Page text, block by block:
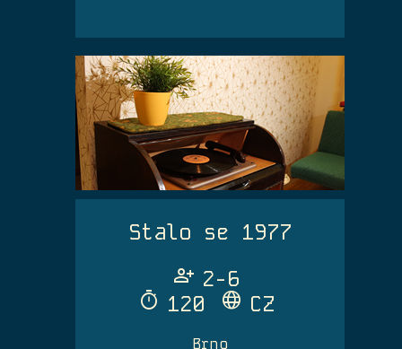
Stalo se 1977
Person_Add 2-6
Timer 120 Language CZ
Brno